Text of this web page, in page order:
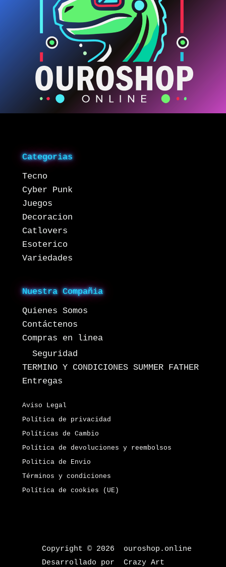
Categorias
Tecno
Cyber Punk
Juegos
Decoracion
Catlovers
Esoterico
Variedades
Nuestra Compañia
Quienes Somos
Contáctenos
Compras en linea
Seguridad
TERMINO Y CONDICIONES SUMMER FATHER
Entregas
Aviso Legal
Política de privacidad
Políticas de Cambio
Política de devoluciones y reembolsos
Politica de Envio
Términos y condiciones
Política de cookies (UE)
Copyright © 2026 ouroshop.online
Desarrollado por Crazy Art